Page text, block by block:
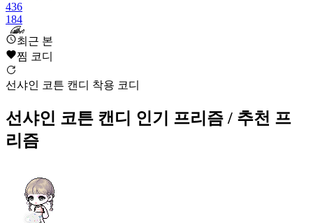
436
184
슈타르크의 도끼
433
184
절대각도
433
186
최근 본
찜 코디
선샤인 코튼 캔디 착용 코디
선샤인 코튼 캔디 인기 프리즘 / 추천 프
리즘